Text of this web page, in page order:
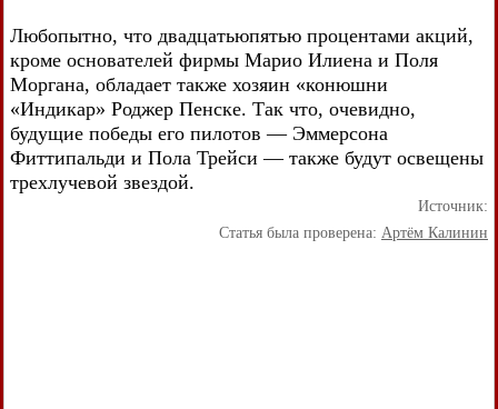
Любопытно, что двадцатьюпятью процентами акций,
кроме основателей фирмы Марио Илиена и Поля
Моргана, обладает также хозяин «конюшни
«Индикар» Роджер Пенске. Так что, очевидно,
будущие победы его пилотов — Эммерсона
Фиттипальди и Пола Трейси — также будут освещены
трехлучевой звездой.
Источник:
Статья была проверена: Артём Калинин